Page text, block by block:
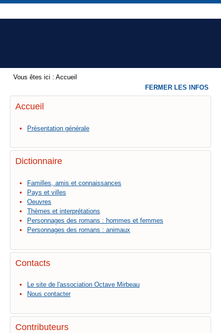
Vous êtes ici : Accueil
Accueil
Présentation générale
Dictionnaire
Familles, amis et connaissances
Pays et villes
Oeuvres
Thèmes et interprétations
Personnages des romans : hommes et femmes
Personnages des romans : animaux
Contacts
Le site de l'association Octave Mirbeau
Nous contacter
Contributeurs
FERMER LES INFOS